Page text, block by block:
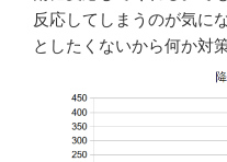
反応してしまうのが気に
としたくないから何か対